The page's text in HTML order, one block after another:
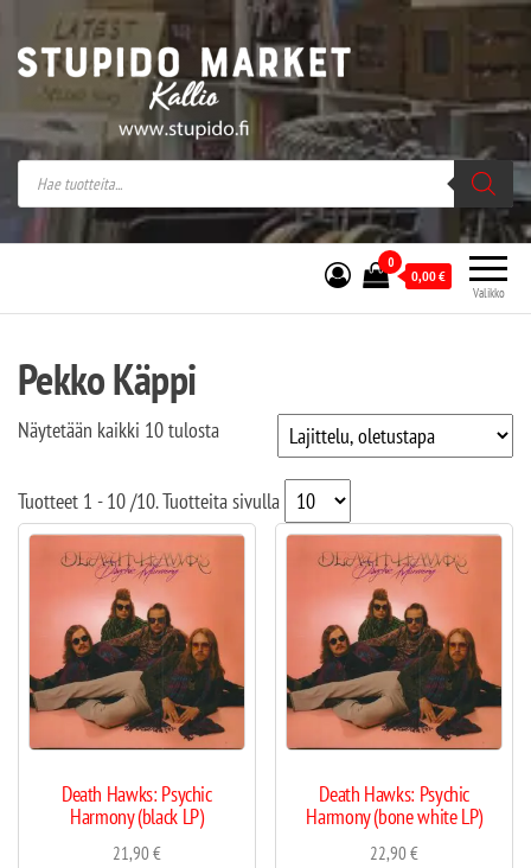
Stupido Market – verkossa ja kivijalassa
Stupido Market on vaihtoehtomusaan
erikoistunut verkko- sekä
kivijalkakauppa Helsingissä Kallion
sydämessä.
Valikko
0
0,00€
Pekko Käppi
Näytetään kaikki 10 tulosta
Tuotteet 1 - 10/10. Tuotteita sivulla
Death Hawks: Psychic
Harmony (black LP)
21,90€
Death Hawks: Psychic
Harmony (bone white LP)
22,90€